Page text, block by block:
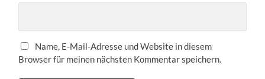
Name, E-Mail-Adresse und Website in diesem
Browser für meinen nächsten Kommentar speichern.